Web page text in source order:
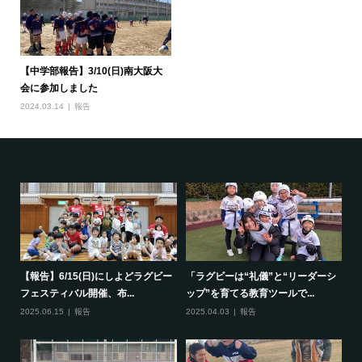
【中学部報告】3/10(日)南大阪大
会に参加しました
2024.03.14 報告
【報告】6/15(日)にしよどラグビー
フェスティバル開催、布...
2025.06.15 報告
「ラグビーは“礼儀”と“リーダーシ
ップ”を育てる教育ツールで...
2025.04.03 報告